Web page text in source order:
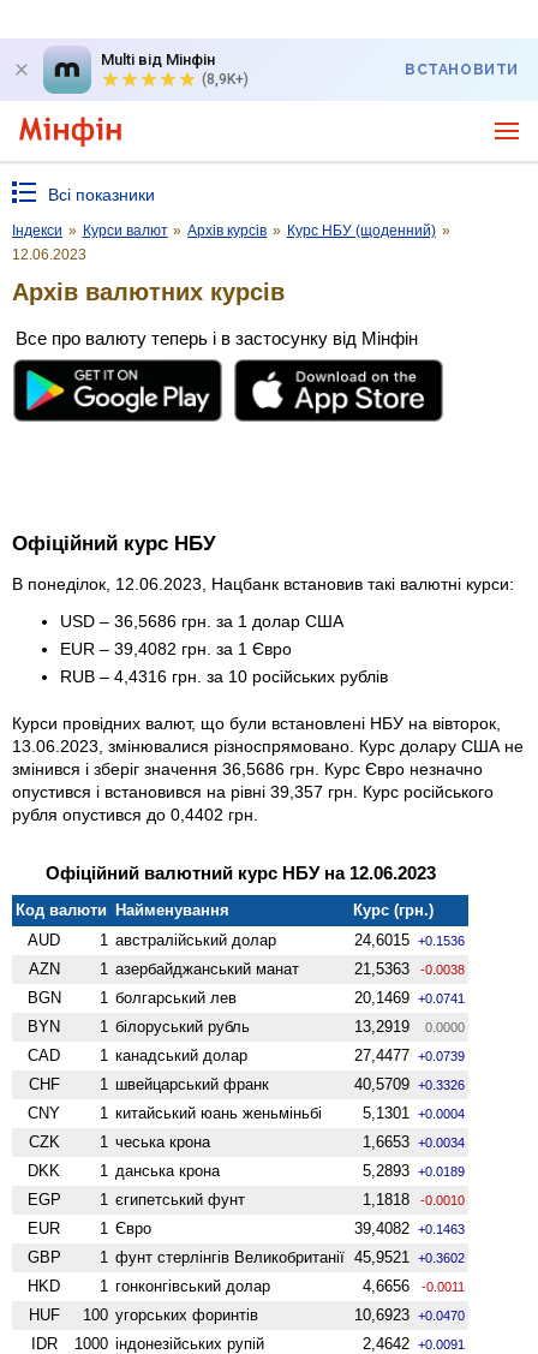
Multi від Мінфін
(8,9K+)
ВСТАНОВИТИ
Всі показники
Індекси » Курси валют » Архів курсів » Курс НБУ (щоденний) »
12.06.2023
Архів валютних курсів
Все про валюту теперь і в застосунку від Мінфін
Офіційний курс НБУ
В понеділок, 12.06.2023, Нацбанк встановив такі валютні курси:
USD – 36,5686 грн. за 1 долар США
EUR – 39,4082 грн. за 1 Євро
RUB – 4,4316 грн. за 10 російських рублів
Курси провідних валют, що були встановлені НБУ на вівторок,
13.06.2023, змінювалися різноспрямовано. Курс долару США не
змінився і зберіг значення 36,5686 грн. Курс Євро незначно
опустився і встановився на рівні 39,357 грн. Курс російського
рубля опустився до 0,4402 грн.
Офіційний валютний курс НБУ на 12.06.2023
Код валюти Найменування
Курс (грн.)
AUD
1 австралійський долар 24,6015 +0.1536
AZN 1 азербайджанський манат 21,5363 -0.0038
BGN 1 болгарський лев 20,1469 +0.0741
BYN 1 білоруський рубль 13,2919 0.0000
CAD 1 канадський долар 27,4477 +0.0739
CHF 1 швейцарський франк 40,5709 +0.3326
CNY 1 китайський юань женьмiньбi 5,1301 +0.0004
CZK 1 чеська крона 1,6653 +0.0034
DKK 1 данська крона 5,2893 +0.0189
EGP 1 єгипетський фунт 1,1818 -0.0010
EUR 1 Євро 39,4082 +0.1463
GBP 1 фунт стерлінгів Велико­британії 45,9521 +0.3602
HKD 1 гонконгівський долар 4,6656 -0.0011
HUF 100 угорських форинтів 10,6923 +0.0470
IDR 1000 індонезійських рупій 2,4642 +0.0091